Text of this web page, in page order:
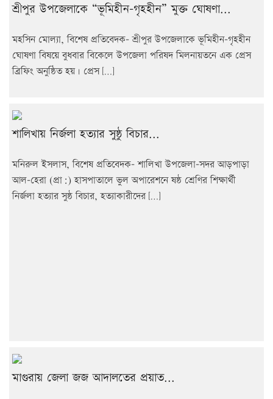
শ্রীপুর উপজেলাকে “ভূমিহীন-গৃহহীন” মুক্ত ঘোষণা...
মহসিন মোল্যা, বিশেষ প্রতিবেদক- শ্রীপুর উপজেলাকে ভূমিহীন-গৃহহীন
ঘোষণা বিষয়ে বুধবার বিকেলে উপজেলা পরিষদ মিলনায়তনে এক প্রেস
ব্রিফিং অনুষ্ঠিত হয়। প্রেস […]
শালিখায় নির্জলা হত্যার সুষ্ঠু বিচার...
মনিরুল ইসলাস, বিশেষ প্রতিবেদক- শালিখা উপজেলা-সদর আড়পাড়া
আল-হেরা (প্রা:) হাসপাতালে ভুল অপারেশনে ষষ্ঠ শ্রেণির শিক্ষার্থী
নির্জলা হত্যার সুষ্ঠ বিচার, হত্যাকারীদের […]
মাগুরায় জেলা জজ আদালতের প্রয়াত...